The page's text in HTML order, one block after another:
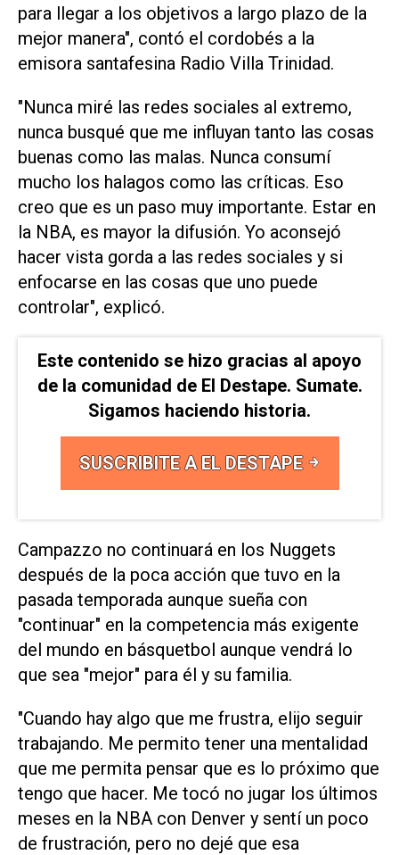
para llegar a los objetivos a largo plazo de la
mejor manera", contó el cordobés a la
emisora santafesina Radio Villa Trinidad.
"Nunca miré las redes sociales al extremo,
nunca busqué que me influyan tanto las cosas
buenas como las malas. Nunca consumí
mucho los halagos como las críticas. Eso
creo que es un paso muy importante. Estar en
la NBA, es mayor la difusión. Yo aconsejó
hacer vista gorda a las redes sociales y si
enfocarse en las cosas que uno puede
controlar", explicó.
Este contenido se hizo gracias al apoyo
de la comunidad de El Destape. Sumate.
Sigamos haciendo historia.
SUSCRIBITE A EL DESTAPE
Campazzo no continuará en los Nuggets
después de la poca acción que tuvo en la
pasada temporada aunque sueña con
"continuar" en la competencia más exigente
del mundo en básquetbol aunque vendrá lo
que sea "mejor" para él y su familia.
"Cuando hay algo que me frustra, elijo seguir
trabajando. Me permito tener una mentalidad
que me permita pensar que es lo próximo que
tengo que hacer. Me tocó no jugar los últimos
meses en la NBA con Denver y sentí un poco
de frustración, pero no dejé que esa